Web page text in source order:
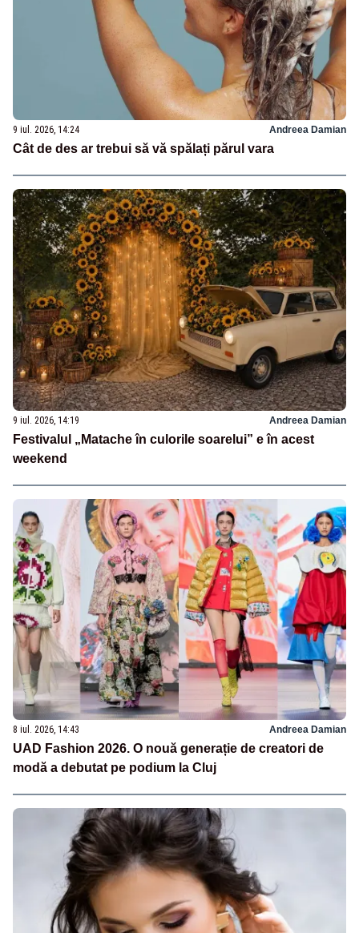
9 iul. 2026, 14:24 Andreea Damian
Cât de des ar trebui să vă spălați părul vara
9 iul. 2026, 14:19 Andreea Damian
Festivalul „Matache în culorile soarelui” e în acest
weekend
8 iul. 2026, 14:43 Andreea Damian
UAD Fashion 2026. O nouă generație de creatori de
modă a debutat pe podium la Cluj